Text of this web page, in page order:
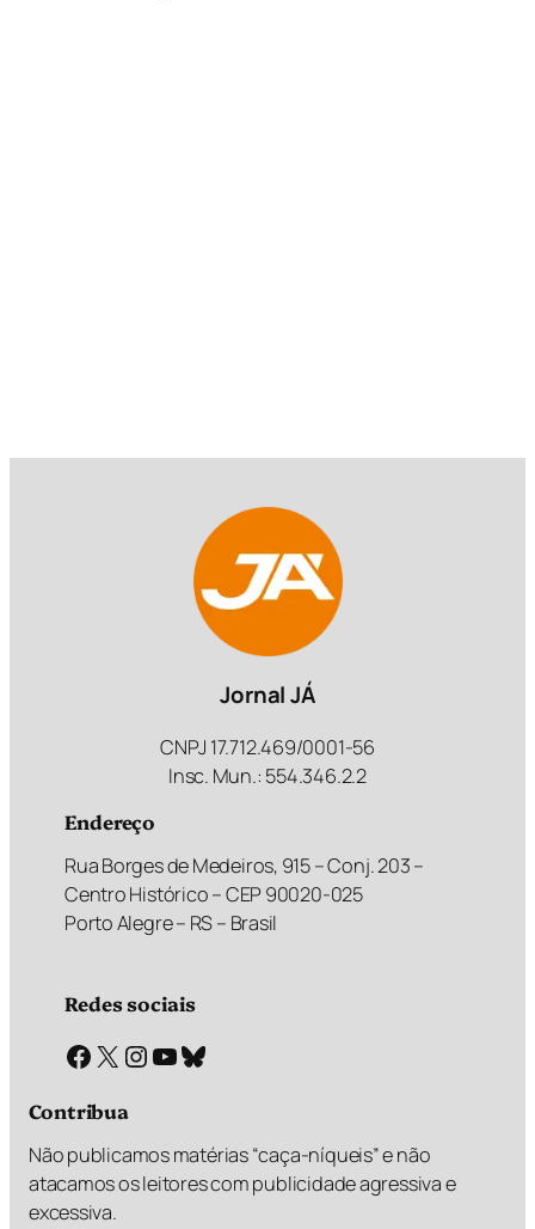
Jornal JÁ
CNPJ 17.712.469/0001-56
Insc. Mun.: 554.346.2.2
Endereço
Rua Borges de Medeiros, 915 – Conj. 203 –
Centro Histórico – CEP 90020-025
Porto Alegre – RS – Brasil
Redes sociais
Facebook X Instagram Youtube Bluesky
Contribua
Não publicamos matérias “caça-níqueis” e não
atacamos os leitores com publicidade agressiva e
excessiva.